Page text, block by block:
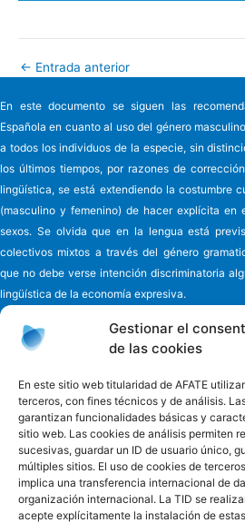
Gestionar el
de las cookies
En este sitio web titularidad de AFATE
terceros, con fines técnicos y de análisis.
garantizan funcionalidades básicas y
sitio web. Las cookies de análisis permiten
sucesivas, guardar un ID de usuario único,
múltiples sitios. El uso de cookies de
implica una transferencia internacional de
organización internacional. La TID se
acepte explícitamente la instalación de
← Entrada anterior
En este documento se siguen las
Española en cuanto al uso del género
a todos los individuos de la especie, sin
los últimos tiempos, por razones de
lingüística, se está extendiendo la costumbre
(masculino y femenino) de hacer explícita en
sexos. Se olvida que en la lengua está
colectivos mixtos a través del género
que no debe verse intención discriminatoria
lingüística de la economía expresiva.
Asociación de familiares y cuidadores
otras demencias de
C/ Eladio Alfonso y
38010 - Ofra Santa Cruz de
Teléfono 922 660
Email
Acceso